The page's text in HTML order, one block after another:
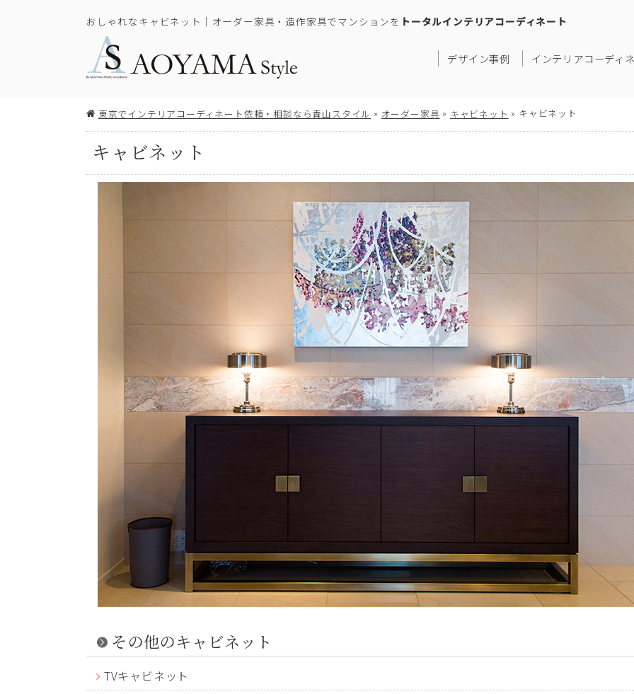
おしゃれなキャビネット｜オーダー家具・造作家具でマンションを トータルインテリアコーディネート
デザイン事例 インテリアコーディ
東京でインテリアコーディネート依頼・相談なら青山スタイル » オーダー家具 » キャビネット » キャビネット
キャビネット
その他のキャビネット
TVキャビネット